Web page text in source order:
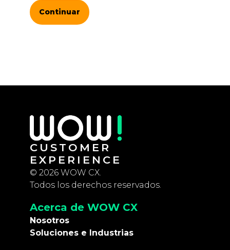
Continuar
CUSTOMER
EXPERIENCE
© 2026 WOW CX.
Todos los derechos reservados.
Acerca de WOW CX
Nosotros
Soluciones e Industrias